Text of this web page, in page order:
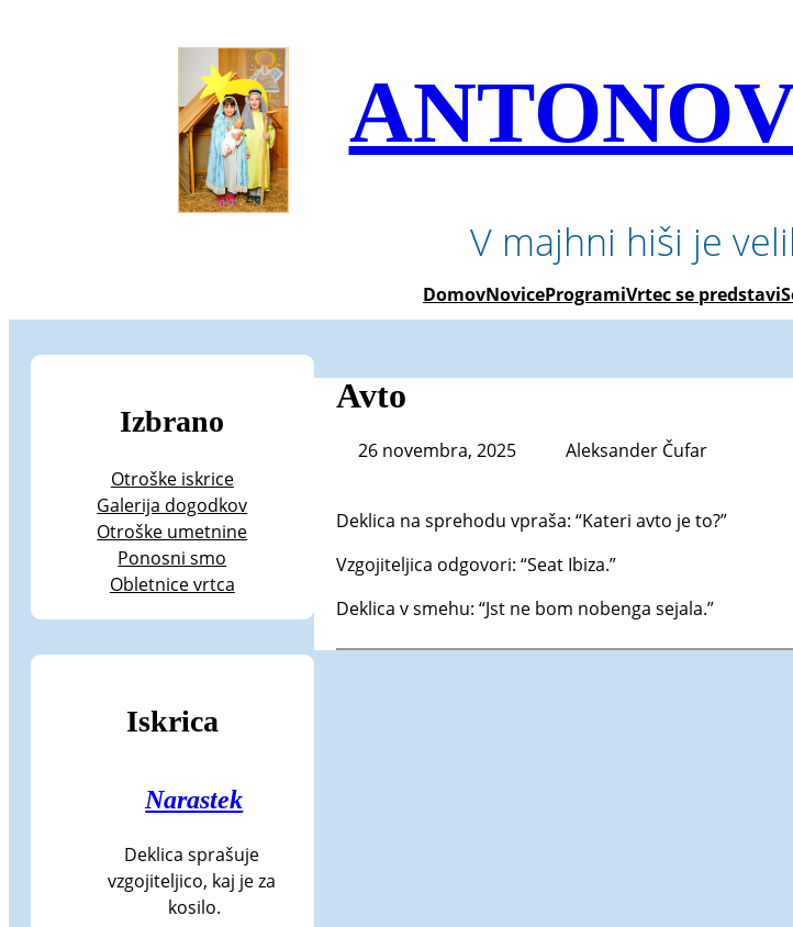
V majhni hiši je
DomovNoviceProgramiVrtec se predstavi
Izbrano
Otroške iskrice
Galerija dogodkov
Otroške umetnine
Ponosni smo
Obletnice vrtca
Iskrica
Narastek
Deklica sprašuje
vzgojiteljico, kaj je za
kosilo.
Avto
26 novembra, 2025 Aleksander Čufar
Deklica na sprehodu vpraša: “Kateri avto je to?”
Vzgojiteljica odgovori: “Seat Ibiza.”
Deklica v smehu: “Jst ne bom nobenga sejala.”